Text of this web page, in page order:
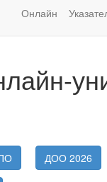
Онлайн
ДОО 2026